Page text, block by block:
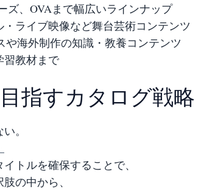
ズ、OVAまで幅広いラインナップ
・ライブ映像など舞台芸術コンテンツ
や海外制作の知識・教養コンテンツ
習教材まで
指すカタログ戦略
。
トルを確保することで、
の中から、